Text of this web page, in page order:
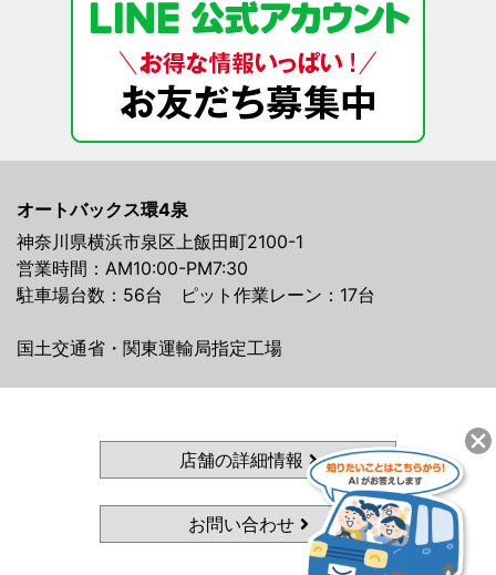
オートバックス環4泉
神奈川県横浜市泉区上飯田町2100-1
営業時間：AM10:00-PM7:30
駐車場台数：56台 ピット作業レーン：17台
国土交通省・関東運輸局指定工場
店舗の詳細情報
お問い合わせ